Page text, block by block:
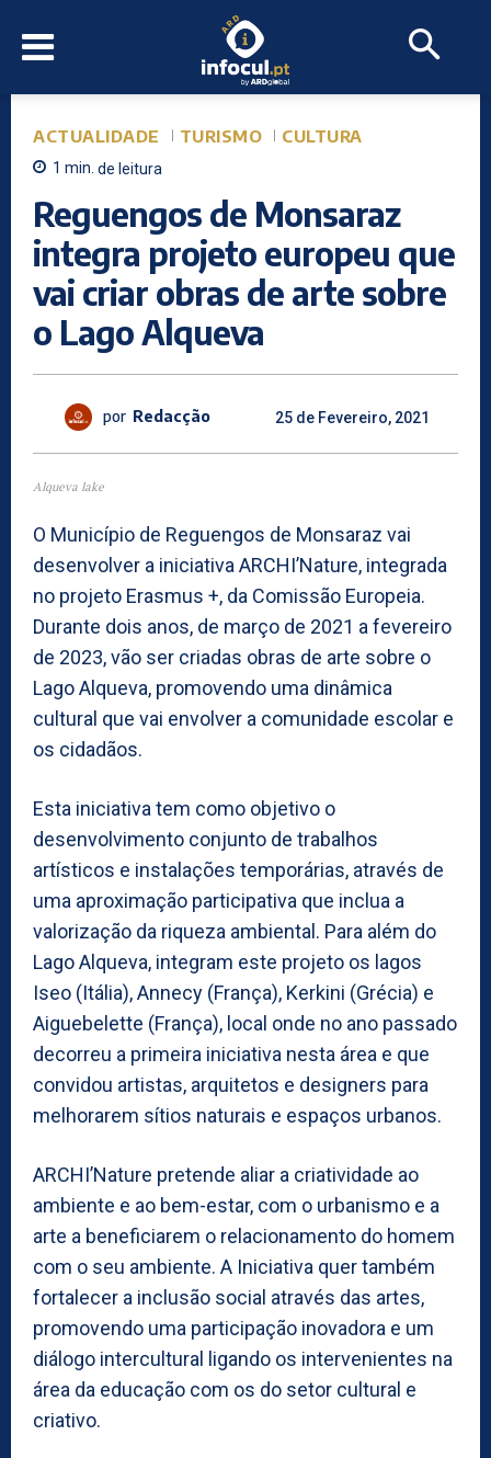
ACTUALIDADE TURISMO CULTURA
1 min. de leitura
Reguengos de Monsaraz
integra projeto europeu que
vai criar obras de arte sobre
o Lago Alqueva
por Redacção 25 de Fevereiro, 2021
Alqueva lake
O Município de Reguengos de Monsaraz vai
desenvolver a iniciativa ARCHI’Nature, integrada
no projeto Erasmus +, da Comissão Europeia.
Durante dois anos, de março de 2021 a fevereiro
de 2023, vão ser criadas obras de arte sobre o
Lago Alqueva, promovendo uma dinâmica
cultural que vai envolver a comunidade escolar e
os cidadãos.
Esta iniciativa tem como objetivo o
desenvolvimento conjunto de trabalhos
artísticos e instalações temporárias, através de
uma aproximação participativa que inclua a
valorização da riqueza ambiental. Para além do
Lago Alqueva, integram este projeto os lagos
Iseo (Itália), Annecy (França), Kerkini (Grécia) e
Aiguebelette (França), local onde no ano passado
decorreu a primeira iniciativa nesta área e que
convidou artistas, arquitetos e designers para
melhorarem sítios naturais e espaços urbanos.
ARCHI’Nature pretende aliar a criatividade ao
ambiente e ao bem-estar, com o urbanismo e a
arte a beneficiarem o relacionamento do homem
com o seu ambiente. A Iniciativa quer também
fortalecer a inclusão social através das artes,
promovendo uma participação inovadora e um
diálogo intercultural ligando os intervenientes na
área da educação com os do setor cultural e
criativo.